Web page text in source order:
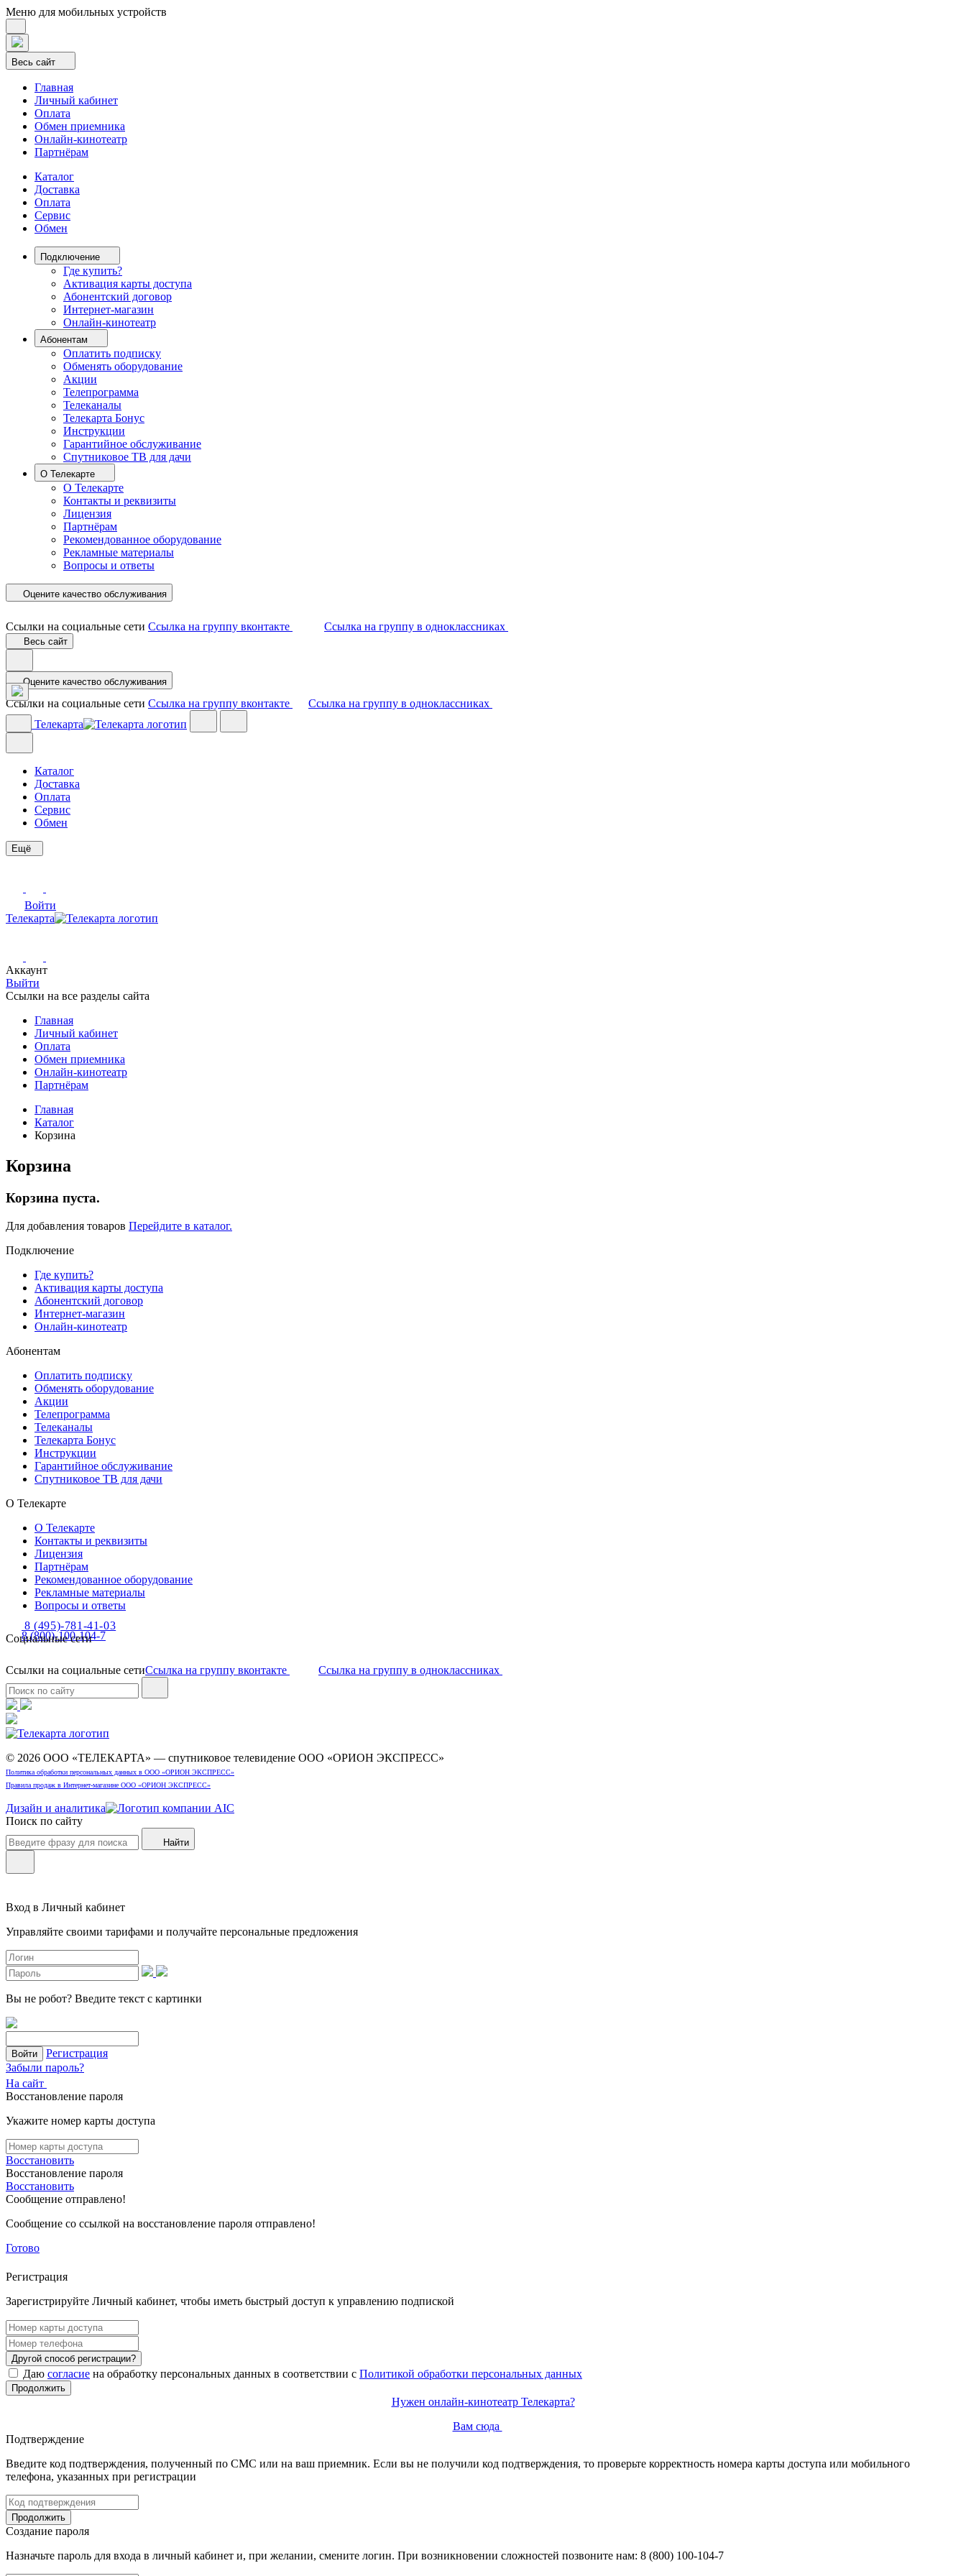
Меню для мобильных устройств
Весь сайт
Главная
Личный кабинет
Оплата
Обмен приемника
Онлайн-кинотеатр
Партнёрам
Каталог
Доставка
Оплата
Сервис
Обмен
Подключение
Где купить?
Активация карты доступа
Абонентский договор
Интернет-магазин
Онлайн-кинотеатр
Абонентам
Оплатить подписку
Обменять оборудование
Акции
Телепрограмма
Телеканалы
Телекарта Бонус
Инструкции
Гарантийное обслуживание
Спутниковое ТВ для дачи
О Телекарте
О Телекарте
Контакты и реквизиты
Лицензия
Партнёрам
Рекомендованное оборудование
Рекламные материалы
Вопросы и ответы
Оцените качество обслуживания
Ссылки на социальные сети Ссылка на группу вконтакте Ссылка на группу в одноклассниках
Весь сайт
Оцените качество обслуживания
Ссылки на социальные сети Ссылка на группу вконтакте
Ссылка на группу в одноклассниках
Телекарта
Каталог
Доставка
Оплата
Сервис
Обмен
Ещё
Войти
Телекарта
Аккаунт
Выйти
Ссылки на все разделы сайта
Главная
Личный кабинет
Оплата
Обмен приемника
Онлайн-кинотеатр
Партнёрам
Главная
Каталог
Корзина
Корзина
Корзина пуста.
Для добавления товаров Перейдите в каталог.
Подключение
Где купить?
Активация карты доступа
Абонентский договор
Интернет-магазин
Онлайн-кинотеатр
Абонентам
Оплатить подписку
Обменять оборудование
Акции
Телепрограмма
Телеканалы
Телекарта Бонус
Инструкции
Гарантийное обслуживание
Спутниковое ТВ для дачи
О Телекарте
О Телекарте
Контакты и реквизиты
Лицензия
Партнёрам
Рекомендованное оборудование
Рекламные материалы
Вопросы и ответы
8 (800)-100-104-7
8 (495)-781-41-03
Социальные сети
Ссылки на социальные сетиСсылка на группу вконтакте Ссылка на группу в одноклассниках
© 2026 ООО «ТЕЛЕКАРТА» — спутниковое телевидение ООО «ОРИОН ЭКСПРЕСС»
Политика обработки персональных данных в ООО «ОРИОН ЭКСПРЕСС»
Правила продаж в Интернет-магазине ООО «ОРИОН ЭКСПРЕСС»
Дизайн и аналитика
Поиск по сайту
Найти
Вход в Личный кабинет
Управляйте своими тарифами и получайте персональные предложения
Вы не робот? Введите текст с картинки
Войти
Регистрация
Забыли пароль?
На сайт
Восстановление пароля
Укажите номер карты доступа
Восстановить
Восстановление пароля
Восстановить
Сообщение отправлено!
Сообщение со ссылкой на восстановление пароля отправлено!
Готово
Регистрация
Зарегистрируйте Личный кабинет, чтобы иметь быстрый доступ к управлению подпиской
Другой способ регистрации?
Даю согласие на обработку персональных данных в соответствии с Политикой обработки персональных данных
Продолжить
Нужен онлайн-кинотеатр Телекарта?
Вам сюда
Подтверждение
Введите код подтверждения, полученный по СМС или на ваш приемник. Если вы не получили код подтверждения, то проверьте корректность номера карты доступа или мобильного
телефона, указанных при регистрации
Продолжить
Создание пароля
Назначьте пароль для входа в личный кабинет и, при желании, смените логин. При возникновении сложностей позвоните нам: 8 (800) 100-104-7